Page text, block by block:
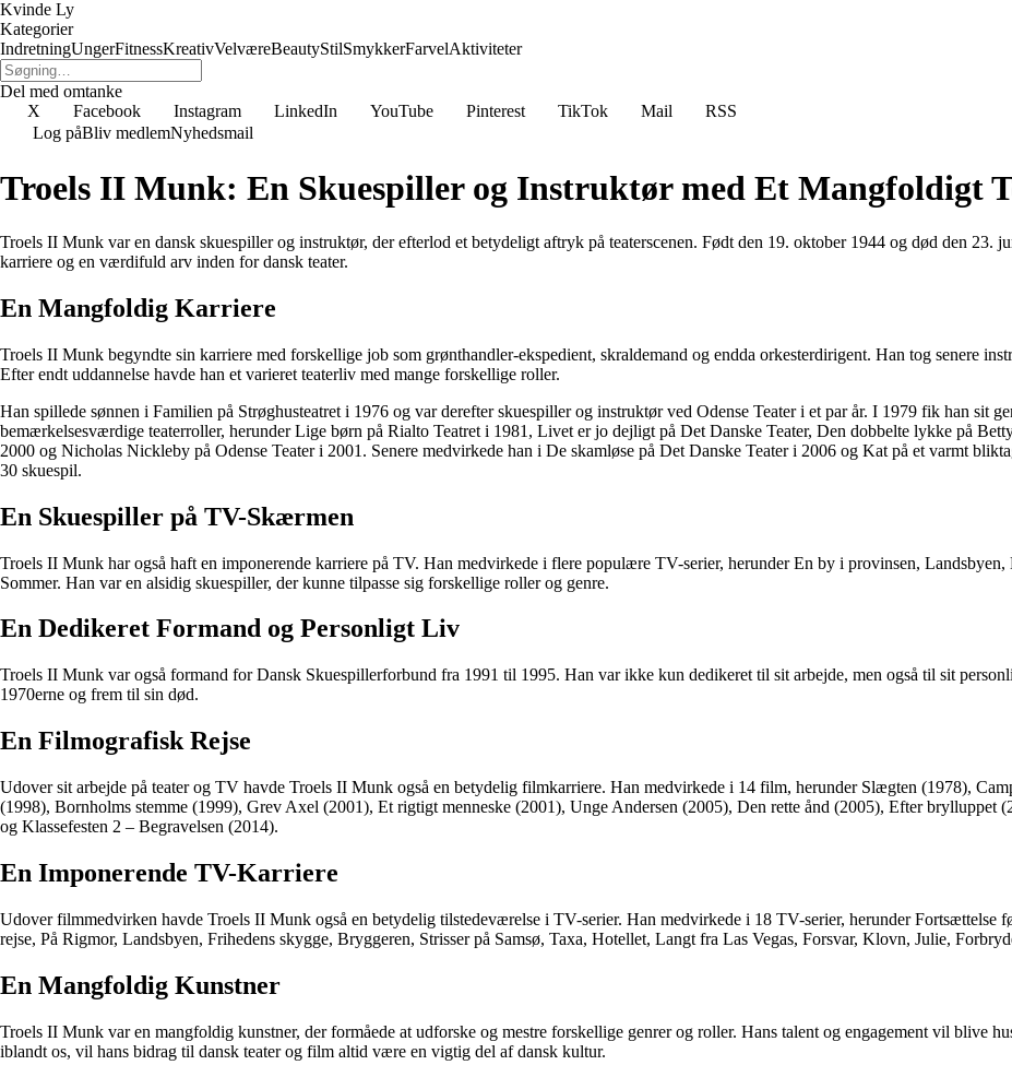
Kvinde Ly
Kategorier
IndretningUngerFitnessKreativVelværeBeautyStilSmykkerFarvelAktiviteter
Del med omtanke
X
Facebook Instagram LinkedIn YouTube Pinterest TikTok Mail
RSS
Log påBliv medlemNyhedsmail
Troels II Munk: En Skuespiller og Instruktør med Et Mangfoldigt
Troels II Munk var en dansk skuespiller og instruktør, der efterlod et betydeligt aftryk på teaterscenen. Født den 19. oktober 1944 og død den 23.
karriere og en værdifuld arv inden for dansk teater.
En Mangfoldig Karriere
Troels II Munk begyndte sin karriere med forskellige job som grønthandler-ekspedient, skraldemand og endda orkesterdirigent. Han tog senere
Efter endt uddannelse havde han et varieret teaterliv med mange forskellige roller.
Han spillede sønnen i Familien på Strøghusteatret i 1976 og var derefter skuespiller og instruktør ved Odense Teater i et par år. I 1979 fik han sit
bemærkelsesværdige teaterroller, herunder Lige børn på Rialto Teatret i 1981, Livet er jo dejligt på Det Danske Teater, Den dobbelte lykke på
2000 og Nicholas Nickleby på Odense Teater i 2001. Senere medvirkede han i De skamløse på Det Danske Teater i 2006 og Kat på et varmt
30 skuespil.
En Skuespiller på TV-Skærmen
Troels II Munk har også haft en imponerende karriere på TV. Han medvirkede i flere populære TV-serier, herunder En by i provinsen, Landsbyen,
Sommer. Han var en alsidig skuespiller, der kunne tilpasse sig forskellige roller og genre.
En Dedikeret Formand og Personligt Liv
Troels II Munk var også formand for Dansk Skuespillerforbund fra 1991 til 1995. Han var ikke kun dedikeret til sit arbejde, men også til sit
1970erne og frem til sin død.
En Filmografisk Rejse
Udover sit arbejde på teater og TV havde Troels II Munk også en betydelig filmkarriere. Han medvirkede i 14 film, herunder Slægten (1978),
(1998), Bornholms stemme (1999), Grev Axel (2001), Et rigtigt menneske (2001), Unge Andersen (2005), Den rette ånd (2005), Efter brylluppet
og Klassefesten 2 – Begravelsen (2014).
En Imponerende TV-Karriere
Udover filmmedvirken havde Troels II Munk også en betydelig tilstedeværelse i TV-serier. Han medvirkede i 18 TV-serier, herunder Fortsættelse
rejse, På Rigmor, Landsbyen, Frihedens skygge, Bryggeren, Strisser på Samsø, Taxa, Hotellet, Langt fra Las Vegas, Forsvar, Klovn, Julie,
En Mangfoldig Kunstner
Troels II Munk var en mangfoldig kunstner, der formåede at udforske og mestre forskellige genrer og roller. Hans talent og engagement vil blive
iblandt os, vil hans bidrag til dansk teater og film altid være en vigtig del af dansk kultur.